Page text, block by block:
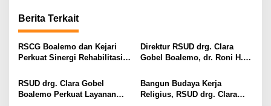
a
s
i
o
Berita Terkait
RSCG Boalemo dan Kejari
Perkuat Sinergi Rehabilitasi
Narkotika melalui Keadilan
Restoratif
Direktur RSUD drg. Clara
Gobel Boalemo, dr. Roni H.
Strategis Penguatan Layanan
Uronefrologi
RSUD drg. Clara Gobel
Boalemo Perkuat Layanan
Bangun Budaya Kerja
Religius, RSUD drg. Clara